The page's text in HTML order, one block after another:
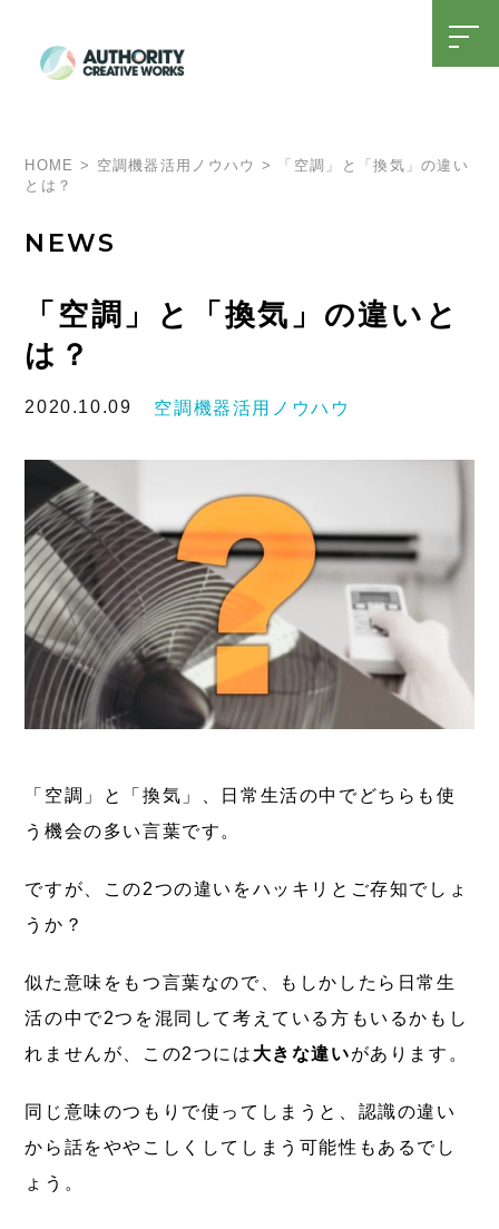
t
g
v
HOME > 空調機器活用ノウハウ >
「空調」と「換気」の違い
とは？
NEWS
「空調」と「換気」の違いと
は？
2020.10.09 空調機器活用ノウハウ
「空調」と「換気」、日常生活の中でどちらも使
う機会の多い言葉です。
ですが、
この2つの違いをハッキリとご存知でしょ
うか？
似た意味をもつ言葉なので、もしかしたら日常生
活の中で2つを混同して考えている方もいるかもし
れませんが、この2つには 大きな違いがあります。
同じ意味のつもりで使ってしまうと、認識の違い
から話をややこしくしてしまう可能性もあるでし
ょう。